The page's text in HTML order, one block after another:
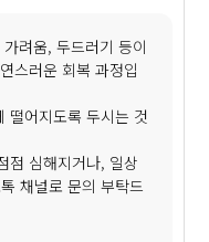
려움, 두드러기 등이
스러운 회복 과정입
떨어지도록 두시는 것
점 심해지거나, 일상
채널로 문의 부탁드